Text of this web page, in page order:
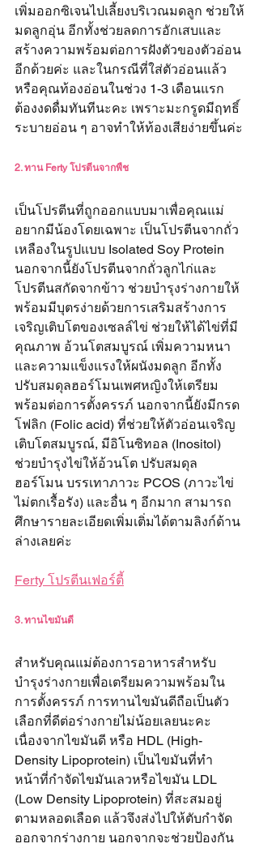
เพิ่มออกซิเจนไปเลี้ยงบริเวณมดลูก ช่วยให้
มดลูกอุ่น อีกทั้งช่วยลดการอักเสบและ
สร้างความพร้อมต่อการฝังตัวของตัวอ่อน
อีกด้วยค่ะ และในกรณีที่ใส่ตัวอ่อนแล้ว
หรือคุณท้องอ่อนในช่วง 1-3 เดือนแรก
ต้องงดดื่มทันทีนะคะ เพราะมะกรูดมีฤทธิ์
ระบายอ่อน ๆ อาจทำให้ท้องเสียง่ายขึ้นค่ะ
2. ทาน Ferty โปรตีนจากพืช
เป็นโปรตีนที่ถูกออกแบบมาเพื่อคุณแม่
อยากมีน้องโดยเฉพาะ เป็นโปรตีนจากถั่ว
เหลืองในรูปแบบ Isolated Soy Protein
นอกจากนี้ยังโปรตีนจากถั่วลูกไก่และ
โปรตีนสกัดจากข้าว ช่วยบำรุงร่างกายให้
พร้อมมีบุตรง่ายด้วยการเสริมสร้างการ
เจริญเติบโตของเซลล์ไข่ ช่วยให้ได้ไข่ที่มี
คุณภาพ อ้วนโตสมบูรณ์ เพิ่มความหนา
และความแข็งแรงให้ผนังมดลูก อีกทั้ง
ปรับสมดุลฮอร์โมนเพศหญิงให้เตรียม
พร้อมต่อการตั้งครรภ์ นอกจากนี้ยังมีกรด
โฟลิก (Folic acid) ที่ช่วยให้ตัวอ่อนเจริญ
เติบโตสมบูรณ์, มีอิโนซิทอล (Inositol)
ช่วยบำรุงไข่ให้อ้วนโต ปรับสมดุล
ฮอร์โมน บรรเทาภาวะ PCOS (ภาวะไข่
ไม่ตกเรื้อรัง) และอื่น ๆ อีกมาก สามารถ
ศึกษารายละเอียดเพิ่มเติ่มได้ตามลิงก์ด้าน
ล่างเลยค่ะ
Ferty โปรตีนเฟอร์ตี้
3. ทานไขมันดี
สำหรับคุณแม่ต้องการอาหารสำหรับ
บำรุงร่างกายเพื่อเตรียมความพร้อมใน
การตั้งครรภ์ การทานไขมันดีถือเป็นตัว
เลือกที่ดีต่อร่างกายไม่น้อยเลยนะคะ
เนื่องจากไขมันดี หรือ HDL (High-
Density Lipoprotein) เป็นไขมันที่ทำ
หน้าที่กำจัดไขมันเลวหรือไขมัน LDL
(Low Density Lipoprotein) ที่สะสมอยู่
ตามหลอดเลือด แล้วจึงส่งไปให้ตับกำจัด
ออกจากร่างกาย นอกจากจะช่วยป้องกัน